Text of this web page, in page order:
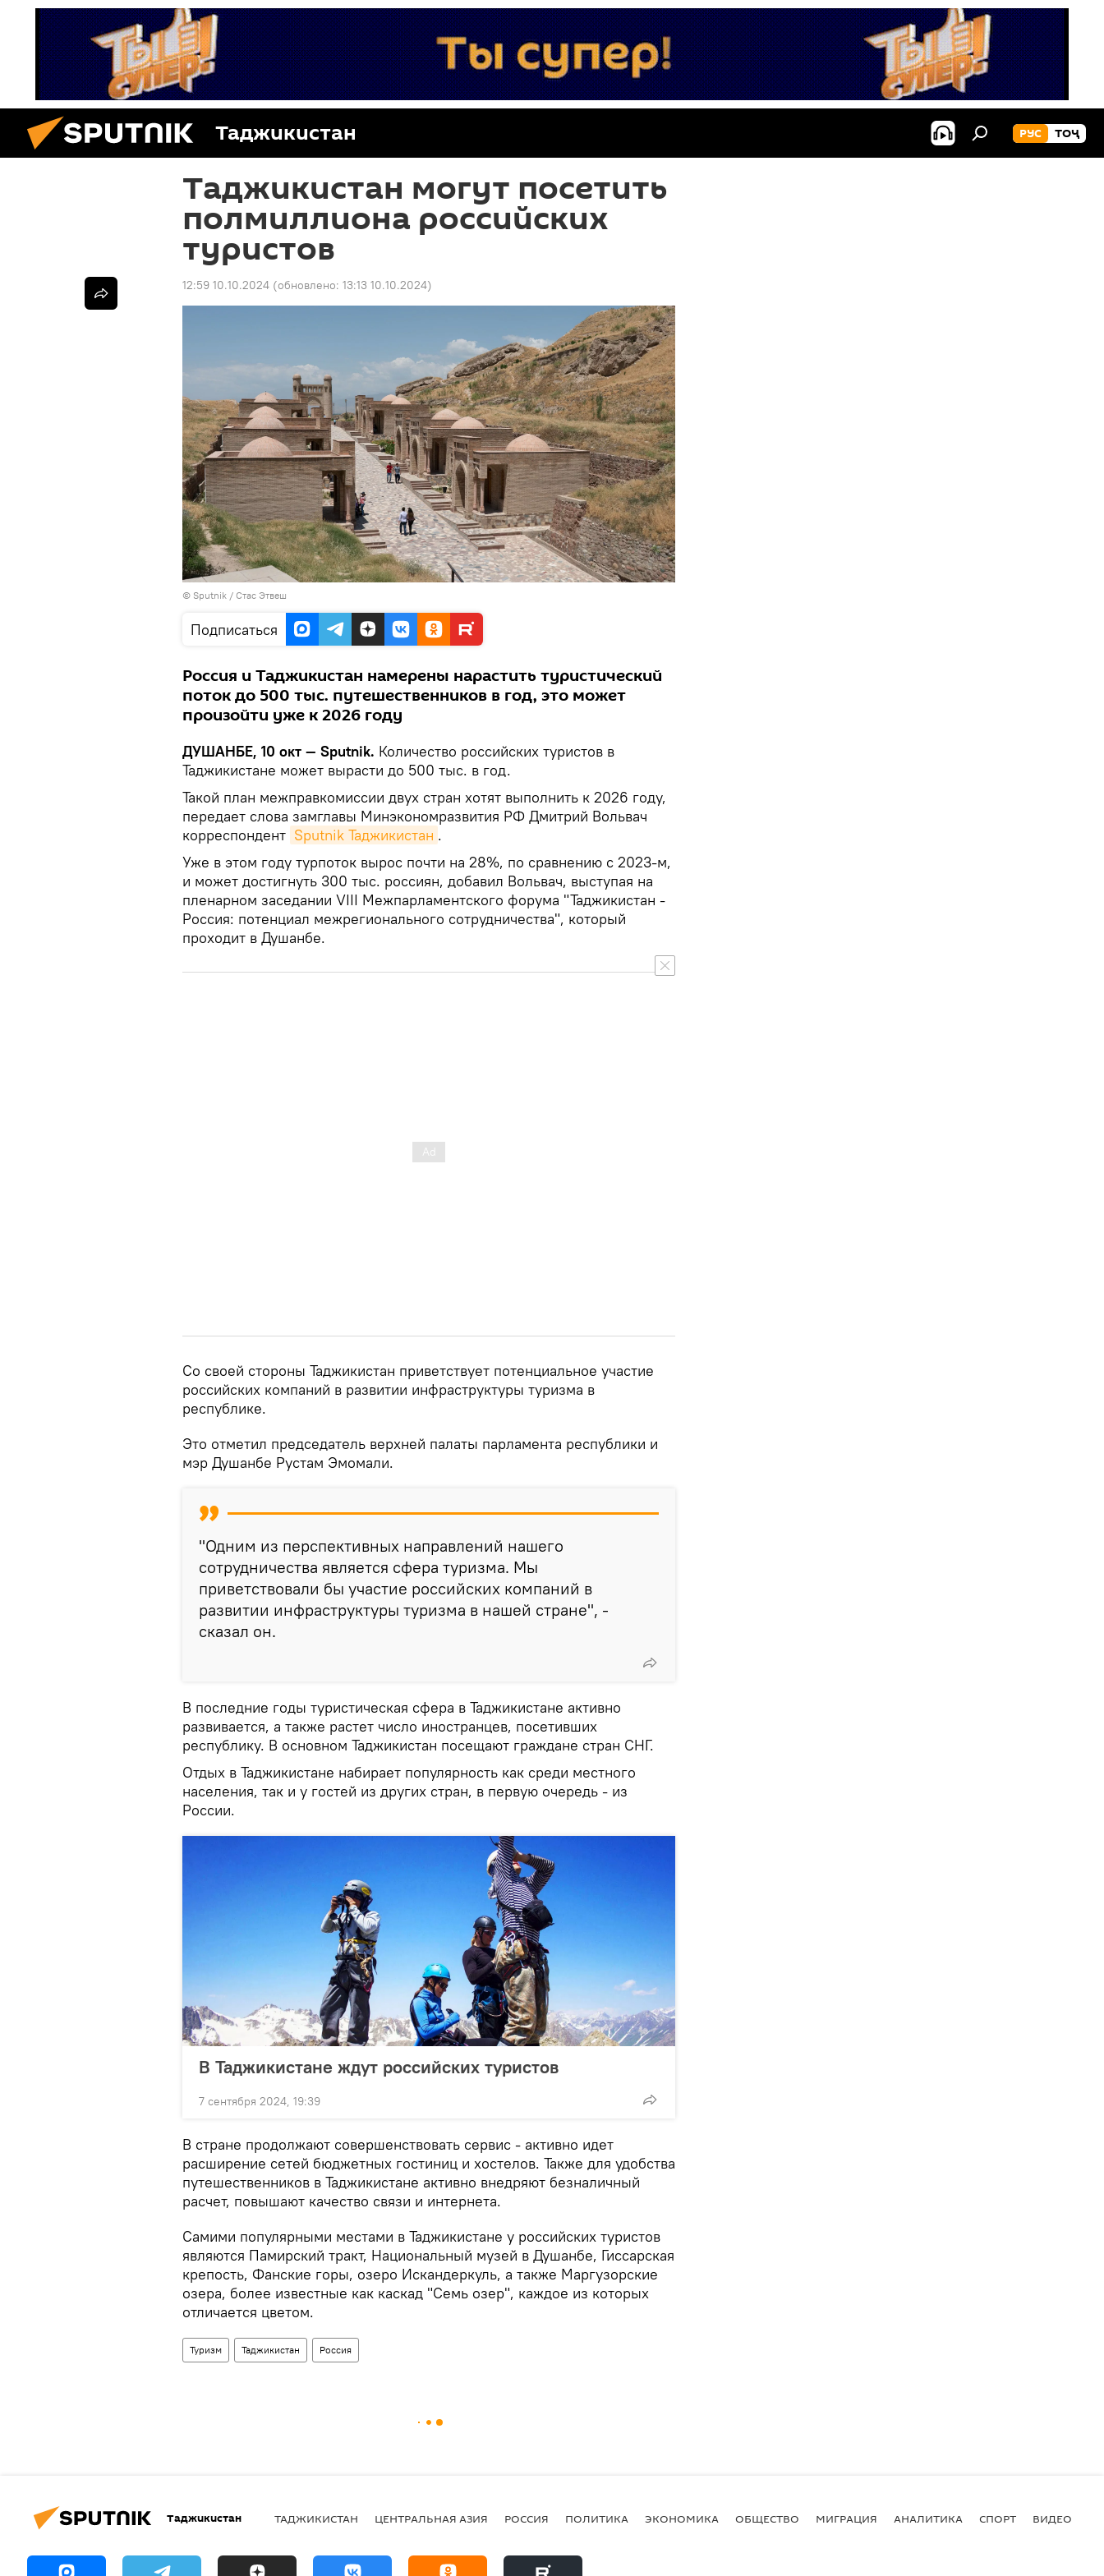
Таджикистан РУС ТОҶ
Таджикистан могут посетить
полмиллиона российских
туристов
12:59 10.10.2024 (обновлено: 13:13 10.10.2024)
© Sputnik / Стас Этвеш
Подписаться
Россия и Таджикистан намерены нарастить туристический
поток до 500 тыс. путешественников в год, это может
произойти уже к 2026 году
ДУШАНБЕ, 10 окт — Sputnik. Количество российских туристов в
Таджикистане может вырасти до 500 тыс. в год.
Такой план межправкомиссии двух стран хотят выполнить к 2026 году,
передает слова замглавы Минэкономразвития РФ Дмитрий Вольвач
корреспондент Sputnik Таджикистан .
Уже в этом году турпоток вырос почти на 28%, по сравнению с 2023-м,
и может достигнуть 300 тыс. россиян, добавил Вольвач, выступая на
пленарном заседании VIII Межпарламентского форума "Таджикистан -
Россия: потенциал межрегионального сотрудничества", который
проходит в Душанбе.
Со своей стороны Таджикистан приветствует потенциальное участие
российских компаний в развитии инфраструктуры туризма в
республике.
Это отметил председатель верхней палаты парламента республики и
мэр Душанбе Рустам Эмомали.
"Одним из перспективных направлений нашего
сотрудничества является сфера туризма. Мы
приветствовали бы участие российских компаний в
развитии инфраструктуры туризма в нашей стране", -
сказал он.
В последние годы туристическая сфера в Таджикистане активно
развивается, а также растет число иностранцев, посетивших
республику. В основном Таджикистан посещают граждане стран СНГ.
Отдых в Таджикистане набирает популярность как среди местного
населения, так и у гостей из других стран, в первую очередь - из
России.
В Таджикистане ждут российских туристов
7 сентября 2024, 19:39
В стране продолжают совершенствовать сервис - активно идет
расширение сетей бюджетных гостиниц и хостелов. Также для удобства
путешественников в Таджикистане активно внедряют безналичный
расчет, повышают качество связи и интернета.
Самими популярными местами в Таджикистане у российских туристов
являются Памирский тракт, Национальный музей в Душанбе, Гиссарская
крепость, Фанские горы, озеро Искандеркуль, а также Маргузорские
озера, более известные как каскад "Семь озер", каждое из которых
отличается цветом.
Туризм Таджикистан Россия
Таджикистан ТАДЖИКИСТАН ЦЕНТРАЛЬНАЯ АЗИЯ РОССИЯ ПОЛИТИКА ЭКОНОМИКА ОБЩЕСТВО МИГРАЦИЯ АНАЛИТИКА СПОРТ ВИДЕО